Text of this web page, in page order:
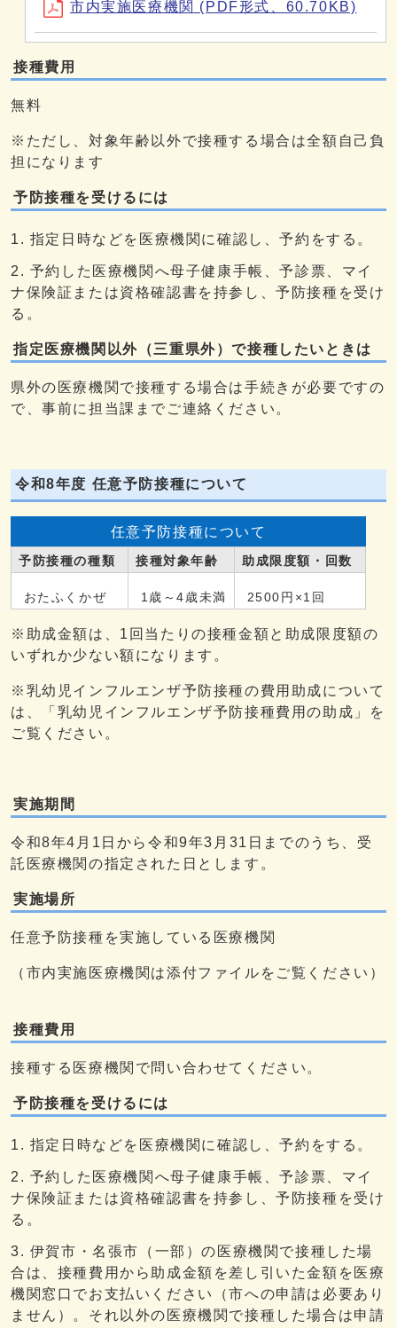
市内実施医療機関 (PDF形式、60.70KB)
接種費用
無料
※ただし、対象年齢以外で接種する場合は全額自己負
担になります
予防接種を受けるには
指定日時などを医療機関に確認し、予約をする。
予約した医療機関へ母子健康手帳、予診票、マイ
ナ保険証または資格確認書を持参し、予防接種を受け
る。
指定医療機関以外（三重県外）で接種したいときは
県外の医療機関で接種する場合は手続きが必要ですの
で、事前に担当課までご連絡ください。
令和8年度 任意予防接種について
任意予防接種について
予防接種の種類 接種対象年齢 助成限度額・回数
おたふくかぜ 1歳～4歳未満 2500円×1回
※助成金額は、1回当たりの接種金額と助成限度額の
いずれか少ない額になります。
※乳幼児インフルエンザ予防接種の費用助成について
は、「乳幼児インフルエンザ予防接種費用の助成」を
ご覧ください。
実施期間
令和8年4月1日から令和9年3月31日までのうち、受
託医療機関の指定された日とします。
実施場所
任意予防接種を実施している医療機関
（市内実施医療機関は添付ファイルをご覧ください）
接種費用
接種する医療機関で問い合わせてください。
予防接種を受けるには
指定日時などを医療機関に確認し、予約をする。
予約した医療機関へ母子健康手帳、予診票、マイ
ナ保険証または資格確認書を持参し、予防接種を受け
る。
伊賀市・名張市（一部）の医療機関で接種した場
合は、接種費用から助成金額を差し引いた金額を医療
機関窓口でお支払いください（市への申請は必要あり
ません）。それ以外の医療機関で接種した場合は申請